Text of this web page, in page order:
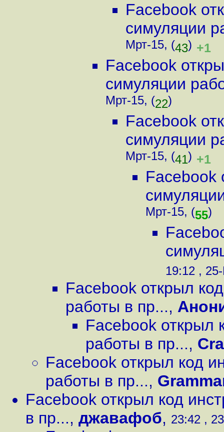
Facebook
симуляции
Мрт-15, (43) +1
Facebook
симуляции
Мрт-15, (22)
Facebook
симуляции
Мрт-15, (41) +1
Facebook
Мрт-15, (55)
19:12 ,
Facebook открыл
работы в пр...,
Facebook открыл
работы в пр...,
Facebook открыл код
работы в пр...,
Facebook открыл код
в пр..., джавафоб, 23:42 ,